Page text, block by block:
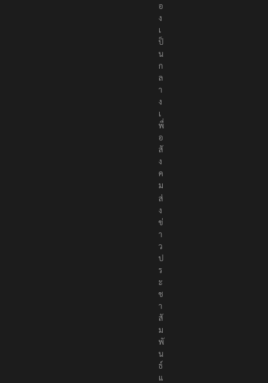
อ
ง
เ
ป็
น
ก
ล
า
ง
เ
พื่
อ
สั
ง
ค
ม
ส่
ง
ข่
า
ว
ป
ร
ะ
ช
า
สั
ม
พั
น
ธ์
แ